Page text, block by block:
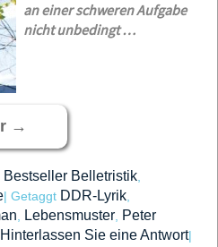
an einer schweren Aufgabe
nicht unbedingt …
→
Bestseller Belletristik
| Getaggt DDR-Lyrik
Lebensmuster Peter
Hinterlassen Sie eine Antwort|